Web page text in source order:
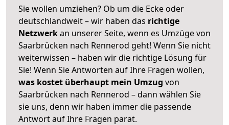
Sie wollen umziehen? Ob um die Ecke oder
deutschlandweit – wir haben das richtige
Netzwerkan unserer Seite, wenn es Umzüge von
Saarbrücken nach Rennerod geht! Wenn Sie nicht
weiterwissen – haben wir die richtige Lösung für
Sie! Wenn Sie Antworten auf Ihre Fragen wollen,
was kostet überhaupt mein Umzug von
Saarbrücken nach Rennerod – dann wählen Sie
sie uns, denn wir haben immer die passende
Antwort auf Ihre Fragen parat.